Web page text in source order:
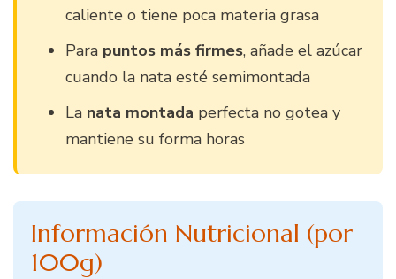
caliente o tiene poca materia grasa
Para puntos más firmes, añade el azúcar
cuando la nata esté semimontada
La nata montada perfecta no gotea y
mantiene su forma horas
Información Nutricional (por
100g)